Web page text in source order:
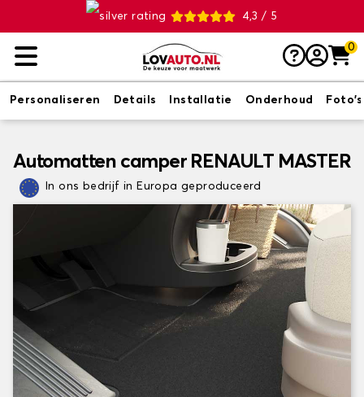
4,3 / 5
0
Personaliseren Details Installatie Onderhoud Foto's
Automatten camper RENAULT MASTER
In ons bedrijf in Europa geproduceerd